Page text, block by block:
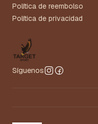
Política de reembolso
Política de privacidad
Síguenos